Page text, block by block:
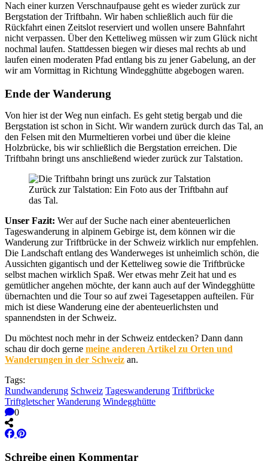
Nach einer kurzen Verschnaufpause geht es wieder zurück zur
Bergstation der Triftbahn. Wir haben schließlich auch für die
Rückfahrt einen Zeitslot reserviert und wollen unsere Bahnfahrt
nicht verpassen. Über den Ketteliweg müssen wir zum Glück nicht
nochmal laufen. Stattdessen biegen wir dieses mal rechts ab und
laufen einen moderaten Pfad entlang bis zu jener Gabelung, an der
wir am Vormittag in Richtung Windegghütte abgebogen waren.
Ende der Wanderung
Von hier ist der Weg nun einfach. Es geht stetig bergab und die
Bergstation ist schon in Sicht. Wir wandern zurück durch das Tal, an
den Felsen mit den Murmeltieren vorbei und über die kleine
Holzbrücke, bis wir schließlich die Bergstation erreichen. Die
Triftbahn bringt uns anschließend wieder zurück zur Talstation.
Zurück zur Talstation: Ein Foto aus der Triftbahn auf
das Tal.
Unser Fazit: Wer auf der Suche nach einer abenteuerlichen
Tageswanderung in alpinem Gebirge ist, dem können wir die
Wanderung zur Triftbrücke in der Schweiz wirklich nur empfehlen.
Die Landschaft entlang des Wanderweges ist unheimlich schön, die
Aussichten gigantisch und der Ketteliweg sowie die Triftbrücke
selbst machen wirklich Spaß. Wer etwas mehr Zeit hat und es
gemütlicher angehen möchte, der kann auch auf der Windegghütte
übernachten und die Tour so auf zwei Tagesetappen aufteilen. Für
mich ist diese Wanderung eine der abenteuerlichsten und
spannendsten in der Schweiz.
Du möchtest noch mehr in der Schweiz entdecken? Dann dann
schau dir doch gerne meine anderen Artikel zu Orten und
Wanderungen in der Schweiz an.
Tags:
Rundwanderung Schweiz Tageswanderung Triftbrücke
Triftgletscher Wanderung Windegghütte
0
Schreibe einen Kommentar